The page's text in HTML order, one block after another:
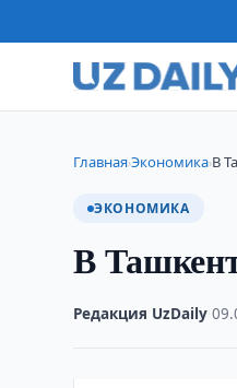
Главная›Экономика›В
ЭКОНОМИКА
В
Редакция UzDaily ·